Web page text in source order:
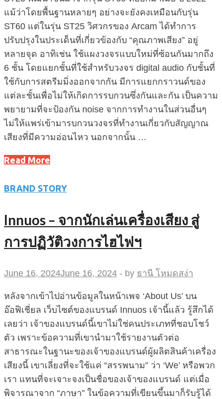
แม้ว่าโดยพื้นฐานหลายๆ อย่างจะยังคงเหมือนกับรุ่น
ST60 แต่ในรุ่น ST25 วิศวกรของ Arcam ได้ทำการ
ปรับปรุงในประเด็นที่เกี่ยวข้องกับ “คุณภาพเสียง” อยู่
หลายจุด อาทิเช่น ใช้แผงวงจรแบบใหม่ที่ซ้อนกันมากถึง
6 ชั้น โดยแยกชั้นที่ใช้สำหรับวงจร digital audio กับชั้นที่
ใช้กับการสตรีมมิ่งออกจากกัน มีการแยกกราวนด์ของ
แต่ละชั้นเพื่อไม่ให้เกิดการรบกวนซึ่งกันและกัน เป็นความ
พยายามที่จะป้องกัน noise จากการทำงานในส่วนอื่นๆ
ไม่ให้แพร่เข้ามารบกวนวงจรที่ทำงานเกี่ยวกับสัญญาณ
เสียงที่มีความอ่อนไหว นอกจากนั้น …
Read More
BRAND STORY
Innuos – จากนักเล่นเครื่องเสียง สู่
การปฏิวัติวงการไฮไฟฯ
June 16, 2024June 16, 2024 - by ธานี โหมดสง่า
หลังจากเข้าไปอ่านข้อมูลในหน้าเพจ ‘About Us’ บน
อ๊อฟิเชี่ยล เว็บไซต์ของแบรนด์ Innuos เจ้านี้แล้ว รู้สึกได้
เลยว่า เจ้าของแบรนด์นี้เขาไม่ใช่คนประเภทที่ชอบโชว์
ตัว เพราะข้อความที่เขานำมาใช้รายงานตัวต่อ
สาธารณะในฐานะของเจ้าของแบรนด์ผู้ผลิตสินค้าเครื่อง
เสียงนี้ เขาเลี่ยงที่จะใช้แค่ “สรรพนาม” ว่า ‘We’ หรือพวก
เรา แทนที่จะเจาะจงเป็นชื่อของเจ้าของแบรนด์ แต่เมื่อ
พิจารณาจาก “ภาษา” ในข้อความที่เขียนขึ้นมาก็รับรู้ได้